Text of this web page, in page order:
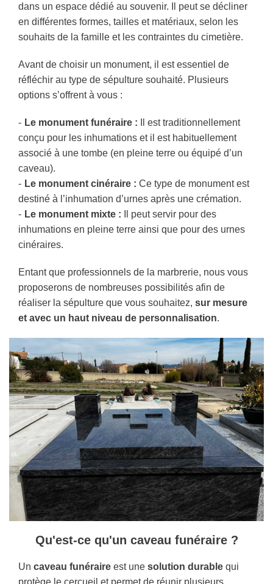
dans un espace dédié au souvenir. Il peut se décliner
en différentes formes, tailles et matériaux, selon les
souhaits de la famille et les contraintes du cimetière.
Avant de choisir un monument, il est essentiel de
réfléchir au type de sépulture souhaité. Plusieurs
options s’offrent à vous :
Le monument funéraire : Il est traditionnellement
conçu pour les inhumations et il est habituellement
associé à une tombe (en pleine terre ou équipé d’un
caveau).
Le monument cinéraire : Ce type de monument est
destiné à l’inhumation d’urnes après une crémation.
Le monument mixte :
Il peut servir pour des
inhumations en pleine terre ainsi que pour des urnes
cinéraires.
Entant que professionnels de la marbrerie, nous vous
proposerons de nombreuses possibilités afin de
réaliser la sépulture que vous souhaitez, sur mesure
et avec un haut niveau de personnalisation.
Qu'est-ce qu'un caveau funéraire ?
Un caveau funéraire est une solution durable qui